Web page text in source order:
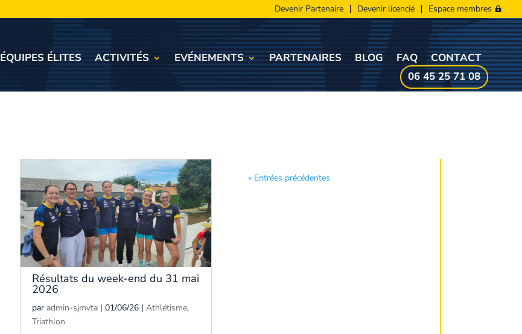
Devenir Partenaire Devenir licencié Espace membres
ÉQUIPES ÉLITES ACTIVITÉS EVÉNEMENTS PARTENAIRES BLOG FAQ
CONTACT
06 45 25 71 08
Résultats du week-end du 31 mai
2026
paradmin-sjmvta |01/06/26 |Athlétisme,
Triathlon
« Entrées précédentes